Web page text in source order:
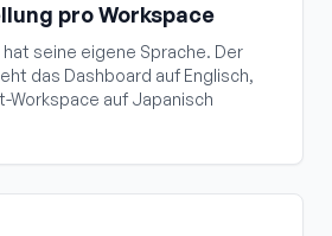
pro Workspace
seine eigene Sprache. Der
das Dashboard auf Englisch,
Workspace auf Japanisch